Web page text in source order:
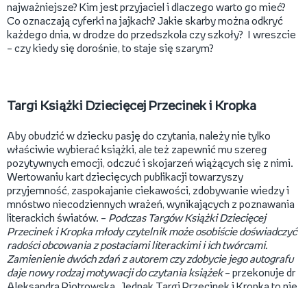
najważniejsze? Kim jest przyjaciel i dlaczego warto go mieć?
Co oznaczają cyferki na jajkach? Jakie skarby można odkryć
każdego dnia, w drodze do przedszkola czy szkoły? I wreszcie
– czy kiedy się dorośnie, to staje się szarym?
Targi Książki Dziecięcej Przecinek i Kropka
Aby obudzić w dziecku pasję do czytania, należy nie tylko
właściwie wybierać książki, ale też zapewnić mu szereg
pozytywnych emocji, odczuć i skojarzeń wiążących się z nimi.
Wertowaniu kart dziecięcych publikacji towarzyszy
przyjemność, zaspokajanie ciekawości, zdobywanie wiedzy i
mnóstwo niecodziennych wrażeń, wynikających z poznawania
literackich światów. – Podczas Targów Książki Dziecięcej
Przecinek i Kropka młody czytelnik może osobiście doświadczyć
radości obcowania z postaciami literackimi i ich twórcami.
Zamienienie dwóch zdań z autorem czy zdobycie jego autografu
daje nowy rodzaj motywacji do czytania książek– przekonuje dr